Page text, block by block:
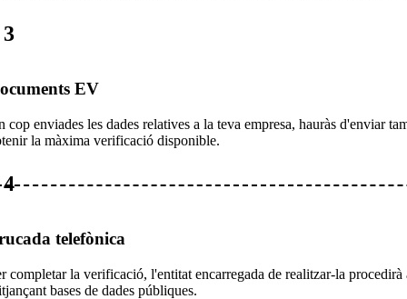
3
EV
cop enviades les dades relatives a la teva empresa, hauràs d'enviar
la màxima verificació disponible.
4
telefònica
completar la verificació, l'entitat encarregada de realitzar-la
bases de dades públiques.